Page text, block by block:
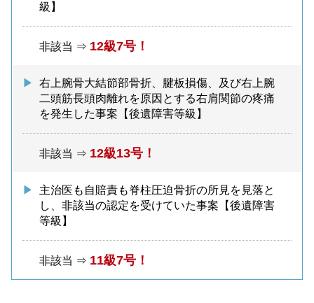
級】
非該当 ⇒ 12級7号！
右上腕骨大結節部骨折、腱板損傷、及び右上腕
二頭筋長頭肉離れを原因とする右肩関節の疼痛
を発生した事案【後遺障害等級】
非該当 ⇒ 12級13号！
主治医も自賠責も脊柱圧迫骨折の所見を見落と
し、非該当の認定を受けていた事案【後遺障害
等級】
非該当 ⇒ 11級7号！